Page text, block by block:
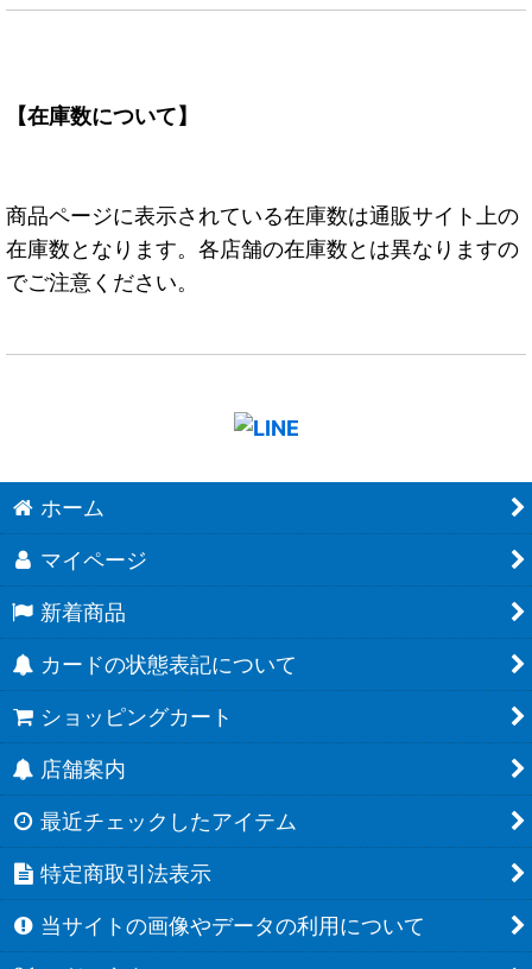
【在庫数について】
商品ページに表示されている在庫数は通販サイト上の
在庫数となります。各店舗の在庫数とは異なりますの
でご注意ください。
ホーム
マイページ
新着商品
カードの状態表記について
ショッピングカート
店舗案内
最近チェックしたアイテム
特定商取引法表示
当サイトの画像やデータの利用について